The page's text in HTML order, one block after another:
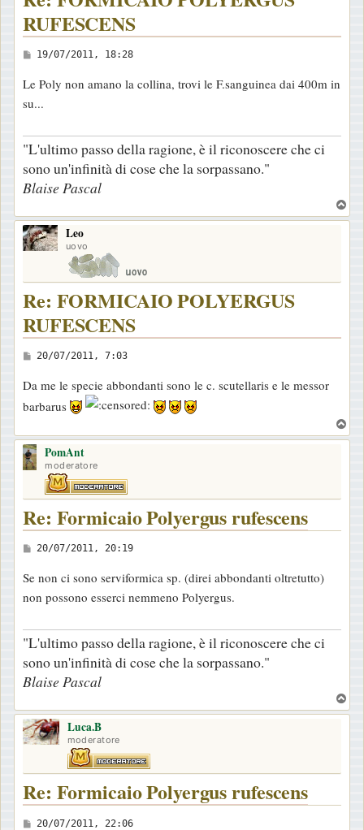
RUFESCENS
M
s
s
g
g
i
19/07/2011, 18:28
Le Poly non amano la collina, trovi le F.sanguinea dai 400m in
su...
"L'ultimo passo della ragione, è il riconoscere che ci
sono un'infinità di cose che la sorpassano."
Blaise Pascal
o
Leo
uovo
Re: FORMICAIO POLYERGUS
RUFESCENS
M
s
s
a
g
g
o
20/07/2011, 7:03
Da me le specie abbondanti sono le c. scutellaris e le messor
barbarus
o
PomAnt
moderatore
Re: Formicaio Polyergus rufescens
M
s
s
g
g
i
20/07/2011, 20:19
Se non ci sono serviformica sp. (direi abbondanti oltretutto)
non possono esserci nemmeno Polyergus.
"L'ultimo passo della ragione, è il riconoscere che ci
sono un'infinità di cose che la sorpassano."
Blaise Pascal
o
Luca.B
moderatore
Re: Formicaio Polyergus rufescens
M
20/07/2011, 22:06